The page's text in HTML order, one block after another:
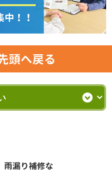
頭へ戻る
雨漏り補修な